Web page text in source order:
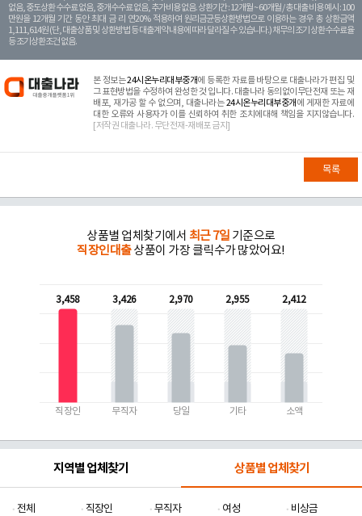
없음, 중도상환 수수료 없음, 중개수수료 없음, 추가비용 없음. 상환기간 : 12개월 ~ 60개월 / 총 대출 비용 예시 : 100
만원을 12개월 기간 동안 최대 금 리 연20% 적용하여 원리금균등상환방법으로 이용하는 경우 총 상환금액
1,111,614원 (단, 대출상품 및 상환방법 등 대출계약 내용에 따라 달라질 수 있습니다.) 채무의 조기 상환수수료율
등 조기상환조건 없음.
본 정보는24시온누리대부중개에 등록한 자료를 바탕으로 대출나라가 편집 및
그 표현방법을 수정하여 완성한 것 입니다. 대출나라 동의없이무단전재 또는 재
배포, 재가공 할 수 없으며, 대출나라는24시온누리대부중개 에 게재한 자료에
대한 오류와 사용자가 이를 신뢰하여 취한 조치에대해 책임을 지지않습니다.
[저작권 대출나라. 무단전재-재배포 금지]
목록
상품별 업체찾기에서 최근 7일 기준으로
직장인대출상품이 가장 클릭수가 많았어요!
3,458
직장인
3,426
무직자
2,970
당일
2,955
기타
2,412
소액
지역별 업체찾기 상품별 업체찾기
전체 직장인 무직자 여성
비상금